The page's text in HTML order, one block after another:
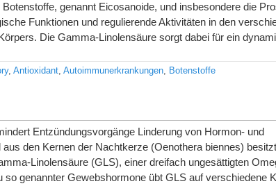
genannt Eicosanoide, und insbesondere die
Funktionen und regulierende Aktivitäten in den
Die Gamma-Linolensäure sorgt dabei für ein
, Antioxidant, Autoimmunerkrankungen, Botenstoffe
Entzündungsvorgänge Linderung von Hormon- und
den Kernen der Nachtkerze (Oenothera biennes)
Linolensäure (GLS), einer dreifach ungesättigten
so genannter Gewebshormone übt GLS auf verschiedene